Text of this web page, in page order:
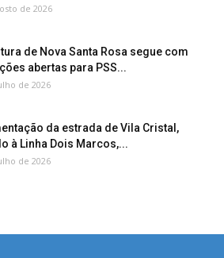
de 2026
de Nova Santa Rosa segue com
abertas para PSS...
de 2026
da estrada de Vila Cristal,
à Linha Dois Marcos,...
de 2026